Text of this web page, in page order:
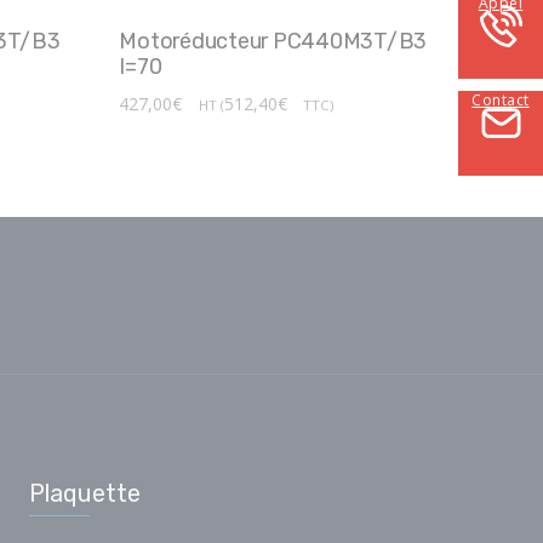
B3
Motoréducteur PC440M3T/B3
I=70
427,00€ HT (512,40€ TTC)
Plaquette
Contact